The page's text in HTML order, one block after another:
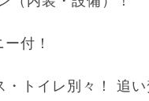
付！
・トイレ別々！ 追